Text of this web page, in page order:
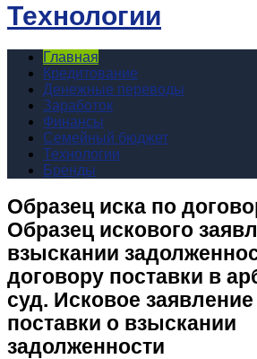
Технологии
Главная
Кредитование
Денежные переводы
Заработок
Финансы
Семейный бюджет
Технологии
Бренды
Образец иска по
Образец искового
взыскании
договору поставки в
суд. Исковое
поставки о взыскании
задолженности